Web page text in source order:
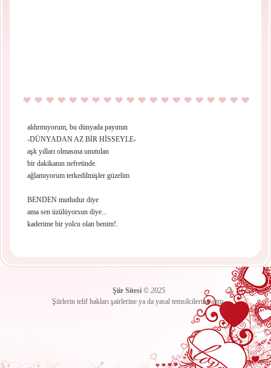
aldırmıyorum, bu dünyada payımın
-DÜNYADAN AZ BİR HİSSEYLE-
aşk yılları olmasına unutulan
bir dakikanın nefretinde.
ağlamıyorum terkedilmişler güzelim
BENDEN mutludur diye
ama sen üzülüyorsun diye...
kaderime bir yolcu olan benim!.
Şiir Sitesi© 2025
Şiirlerin telif hakları şairlerine ya da yasal temsilcilerine aittir.